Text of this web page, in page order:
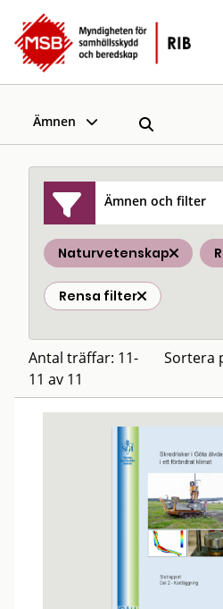
Ämnen
Ämnen och filter
Naturvetenskap
Rensa filter
Antal träffar: 11-
11 av 11
Sortera